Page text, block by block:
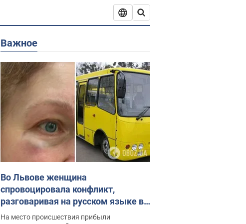
Важное
Во Львове женщина
спровоцировала конфликт,
разговаривая на русском языке в
маршрутке: полиция составила
На место происшествия прибыли